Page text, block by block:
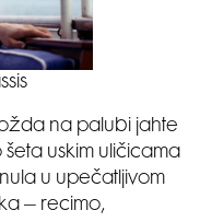
na palubi jahte
uskim uličicama
u upečatljivom
– recimo,